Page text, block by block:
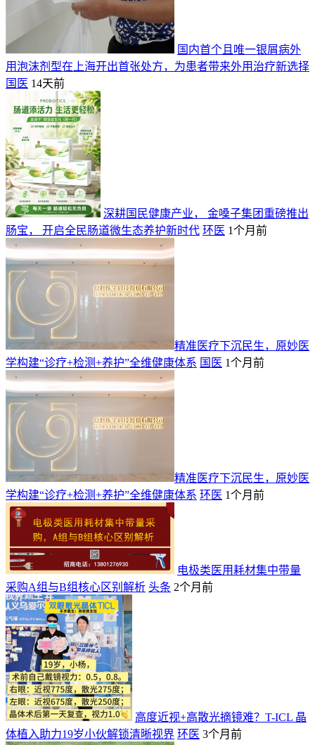
国内首个且唯一银屑病外
用泡沫剂型在上海开出首张处方，为患者带来外用治疗新选择
国医 14天前
深耕国民健康产业， 金嗓子集团重磅推出
肠宝， 开启全民肠道微生态养护新时代 环医 1个月前
​精准医疗下沉民生，原妙医
学构建“诊疗+检测+养护”全维健康体系 国医 1个月前
​精准医疗下沉民生，原妙医
学构建“诊疗+检测+养护”全维健康体系 环医 1个月前
电极类医用耗材集中带量
采购A组与B组核心区别解析 头条 2个月前
高度近视+高散光摘镜难？T-ICL 晶
体植入助力19岁小伙解锁清晰视界 环医 3个月前